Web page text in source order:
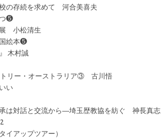
の存続を求めて 河合美喜夫
❺
小松清生
絵本❺
木村誠
トリー・オーストラリア③ 古川悟
い
は対話と交流から―埼玉歴教協を紡ぐ 神長真志
イアップツアー）